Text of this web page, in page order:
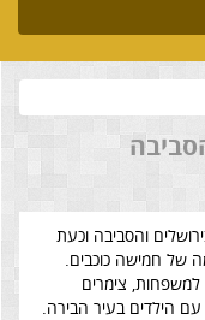
והסביבה וכעת
של חמישה כוכבים.
למשפחות, צימרים
עם הילדים בעיר הבירה.